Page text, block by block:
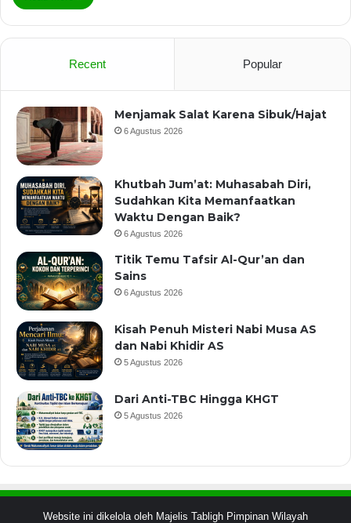
Recent Popular
Menjamak Salat Karena Sibuk/Hajat
6 Agustus 2026
Khutbah Jum’at: Muhasabah Diri,
Sudahkan Kita Memanfaatkan
Waktu Dengan Baik?
6 Agustus 2026
Titik Temu Tafsir Al-Qur’an dan
Sains
6 Agustus 2026
Kisah Penuh Misteri Nabi Musa AS
dan Nabi Khidir AS
5 Agustus 2026
Dari Anti-TBC Hingga KHGT
5 Agustus 2026
Website ini dikelola oleh Majelis Tabligh Pimpinan Wilayah